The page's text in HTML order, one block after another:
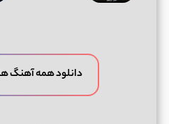
دانلود همه آهنگ